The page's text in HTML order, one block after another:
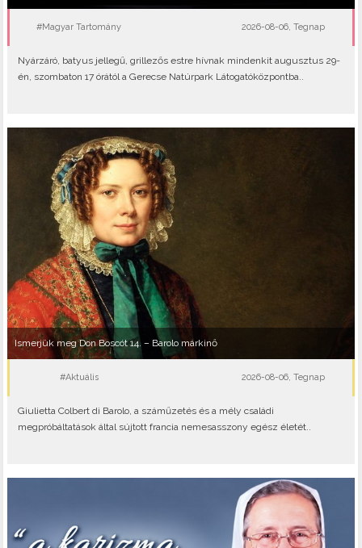
#Magyar Tartomány 2026-08-06, Tegnap
Nyárzáró, batyus jellegű, grillezős estre hívnak mindenkit augusztus 29-
én, szombaton 17 órától a Gerecse Natúrpark Látogatóközpontba..
Ismerjük meg Don Boscót 14. – Barolo márkinő
#Aktuális 2026-08-06, Tegnap
Giulietta Colbert di Barolo, a száműzetés és a mély családi
megpróbáltatások által sújtott francia nemesasszony egész életét..